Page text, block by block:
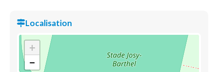
Localisation
+
−